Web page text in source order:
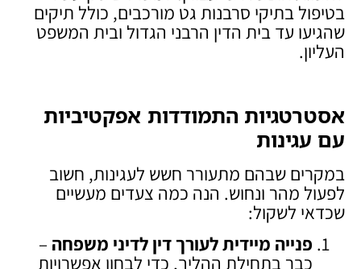
בטיפול בתיקי סרבנות גט מורכבים, כולל תיקים
שהגיעו עד בית הדין הרבני הגדול ובית המשפט
העליון.
אסטרטגיות התמודדות אפקטיביות
עם עגינות
במקרים שבהם מתעורר חשש לעגינות, חשוב
לפעול מהר ונחוש. הנה כמה צעדים מעשיים
שכדאי לשקול:
פנייה מיידית לעורך דין לדיני משפחה –
כבר בתחילת ההליך, כדי לבחון אפשרויות